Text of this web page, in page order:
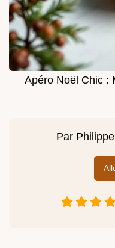
Apéro Noël Chic :
Par